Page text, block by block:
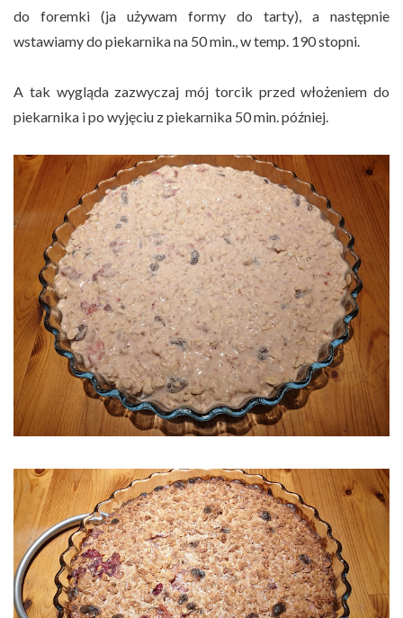
do foremki (ja używam formy do tarty), a następnie
wstawiamy do piekarnika na 50 min., w temp. 190 stopni.
A tak wygląda zazwyczaj mój torcik przed włożeniem do
piekarnika i po wyjęciu z piekarnika 50 min. później.